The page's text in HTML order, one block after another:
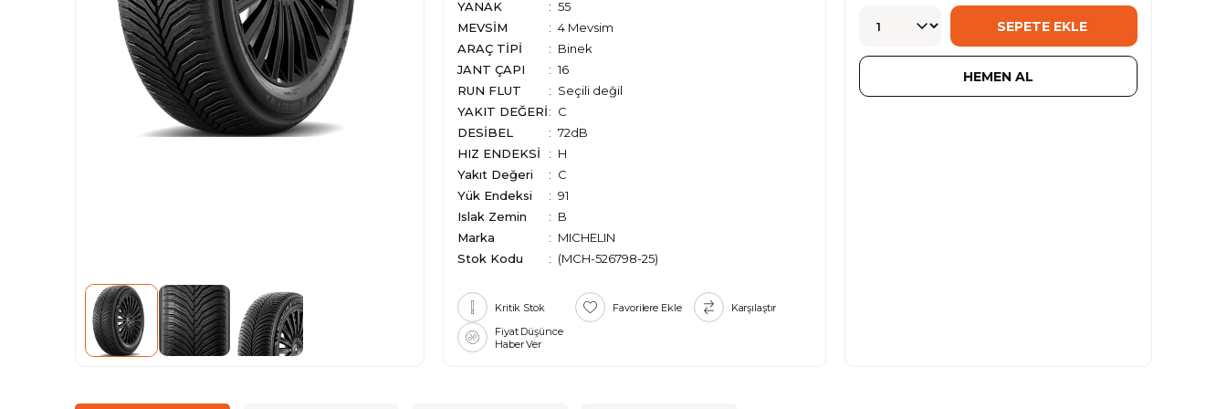
YANAK
55
MEVSİM
4 Mevsim
ARAÇ TİPİ
Binek
JANT ÇAPI
16
RUN FLUT
Seçili değil
YAKIT DEĞERİ
C
DESİBEL
72dB
HIZ ENDEKSİ
H
Yakıt Değeri
C
Yük Endeksi
91
Islak Zemin
B
Marka
: MICHELIN
Stok Kodu
(MCH-526798-25)
Kritik Stok Favorilere Ekle
Karşılaştır
Fiyat Düşünce
Haber Ver